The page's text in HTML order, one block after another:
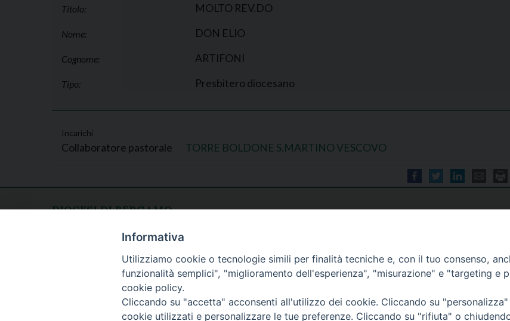
Titolo: MOLTO REV.DO
Nome: DON ELIO
Cognome: ARTIFONI
Tipo: Presbitero diocesano
Incarichi
Collaboratore pastorale TORRE BOLDONE S.MARTINO VESCOVO
DIOCESI DI BERGAMO
fax: 035/278.250
lunedì - venerdì
h. 08.30 - 12.30
Informativa
Utilizziamo cookie o tecnologie simili per finalità tecniche e, con il tuo consenso,
funzionalità semplici", "miglioramento dell'esperienza", "misurazione" e "targeting e
cookie policy.
Cliccando su "accetta" acconsenti all'utilizzo dei cookie. Cliccando su
cookie utilizzati e personalizzare le tue preferenze. Cliccando su "rifiuta" o